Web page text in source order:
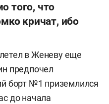
того, что
кричат, ибо
в Женеву еще
предпочел
борт №1 приземлился
до начала